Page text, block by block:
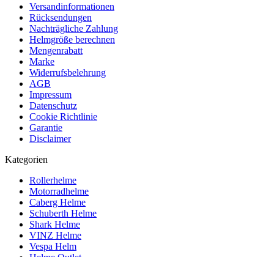
Versandinformationen
Rücksendungen
Nachträgliche Zahlung
Helmgröße berechnen
Mengenrabatt
Marke
Widerrufsbelehrung
AGB
Impressum
Datenschutz
Cookie Richtlinie
Garantie
Disclaimer
Kategorien
Rollerhelme
Motorradhelme
Caberg Helme
Schuberth Helme
Shark Helme
VINZ Helme
Vespa Helm